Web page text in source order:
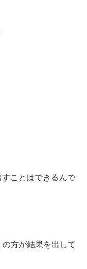
ことはできるんで
方が結果を出して